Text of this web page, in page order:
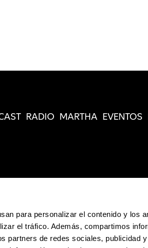
para personalizar el contenido y los
el tráfico. Además, compartimos
partners de redes sociales, publicidad
RADIO MARTHA EVENTOS